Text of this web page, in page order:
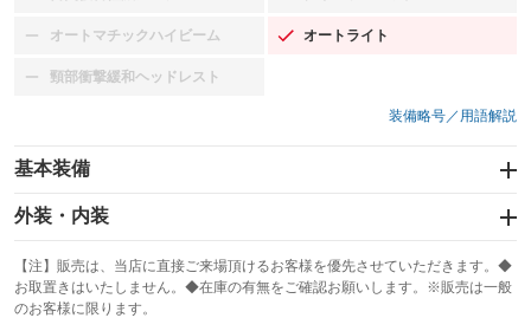
オートマチックハイビーム
：装備なし オートライト
：装備あり
頸部衝撃緩和ヘッドレスト
：装備なし
装備略号／用語解説
基本装備
エアバッグ：運転席/助手席/サイド
：装備あり
：装備なし
サンルーフ
：装備なし ABS
外装・内装
カーナビ：メモリーナビ他
：装備あり
TV：フルセグ
：装備あり
【注】販売は、当店に直接ご来場頂けるお客様を優先させていただきます。◆
お取置きはいたしません。◆在庫の有無をご確認お願いします。※販売は一般
のお客様に限ります。